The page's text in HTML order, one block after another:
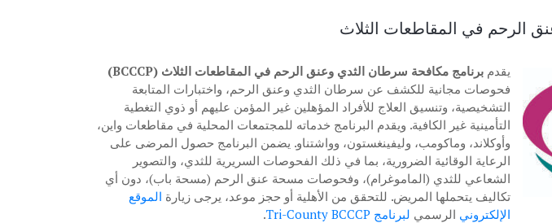
الرحم في المقاطعات الثلاث
يقدم برنامج مكافحة سرطان الثدي وعنق الرحم في المقاطعات الثلاث (BCCCP)
فحوصات مجانية للكشف عن سرطان الثدي وعنق الرحم، واختبارات المتابعة
التشخيصية، وتنسيق العلاج للأفراد المؤهلين غير المؤمن عليهم أو ذوي التغطية
التأمينية غير الكافية. ويقدم البرنامج خدماته للمجتمعات المحلية في مقاطعات واين،
وأوكلاند، وماكومب، وليفينغستون، وواشتناو. يضمن البرنامج حصول المرضى على
الرعاية الوقائية الضرورية، بما في ذلك الفحوصات السريرية للثدي، والتصوير
الشعاعي للثدي (الماموغرام)، وفحوصات مسحة عنق الرحم (مسحة باب)، دون أي
تكاليف يتحملها المريض. للتحقق من الأهلية أو حجز موعد، يرجى زيارة الموقع
الإلكتروني الرسمي لبرنامج Tri-County BCCCP .